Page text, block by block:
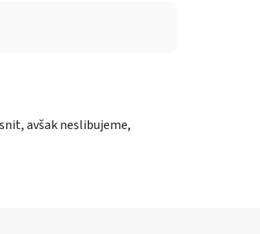
avšak neslibujeme,